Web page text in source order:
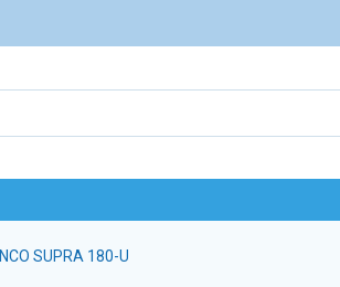
SUPRA 180-U